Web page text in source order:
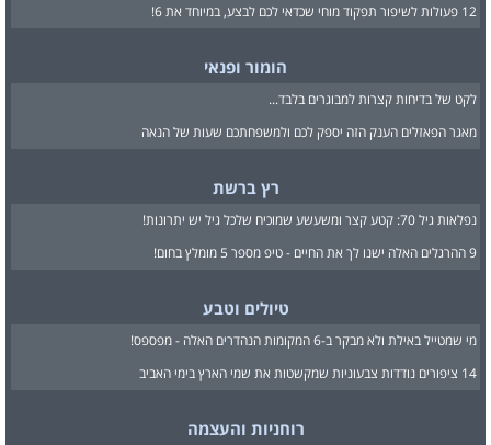
12 פעולות לשיפור תפקוד מוחי שכדאי לכם לבצע, במיוחד את 6!
הומור ופנאי
לקט של בדיחות קצרות למבוגרים בלבד...
מאגר הפאזלים הענק הזה יספק לכם ולמשפחתכם שעות של הנאה
רץ ברשת
נפלאות גיל 70: קטע קצר ומשעשע שמוכיח שלכל גיל יש יתרונות!
9 ההרגלים האלה ישנו לך את החיים - טיפ מספר 5 מומלץ בחום!
טיולים וטבע
מי שמטייל באילת ולא מבקר ב-6 המקומות הנהדרים האלה - מפספס!
14 ציפורים נודדות צבעוניות שמקשטות את שמי הארץ בימי האביב
רוחניות והעצמה